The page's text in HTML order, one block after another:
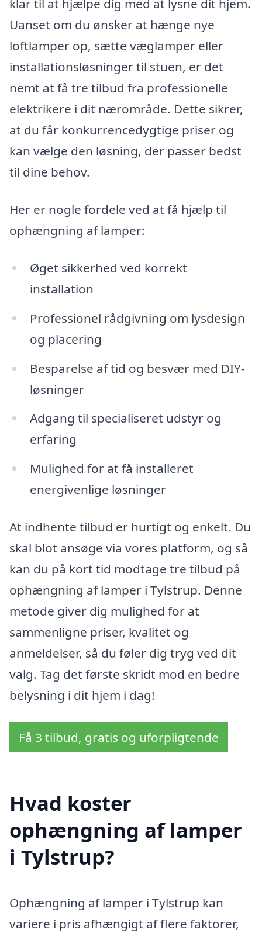
klar til at hjælpe dig med at lysne dit hjem.
Uanset om du ønsker at hænge nye
loftlamper op, sætte væglamper eller
installationsløsninger til stuen, er det
nemt at få tre tilbud fra professionelle
elektrikere i dit nærområde. Dette sikrer,
at du får konkurrencedygtige priser og
kan vælge den løsning, der passer bedst
til dine behov.
Her er nogle fordele ved at få hjælp til
ophængning af lamper:
Øget sikkerhed ved korrekt
installation
Professionel rådgivning om lysdesign
og placering
Besparelse af tid og besvær med DIY-
løsninger
Adgang til specialiseret udstyr og
erfaring
Mulighed for at få installeret
energivenlige løsninger
At indhente tilbud er hurtigt og enkelt. Du
skal blot ansøge via vores platform, og så
kan du på kort tid modtage tre tilbud på
ophængning af lamper i Tylstrup. Denne
metode giver dig mulighed for at
sammenligne priser, kvalitet og
anmeldelser, så du føler dig tryg ved dit
valg. Tag det første skridt mod en bedre
belysning i dit hjem i dag!
Få 3 tilbud, gratis og uforpligtende
Hvad koster
ophængning af lamper
i Tylstrup?
Ophængning af lamper i Tylstrup kan
variere i pris afhængigt af flere faktorer,